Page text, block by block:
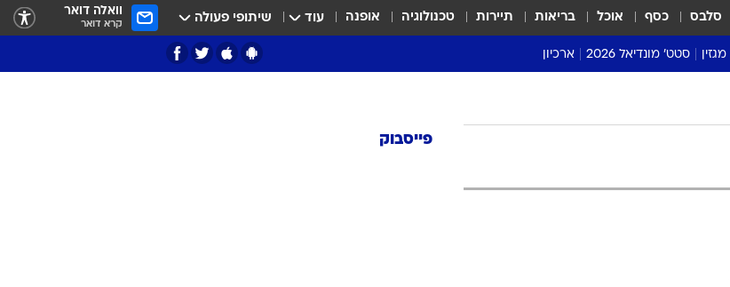
סלבס כסף אוכל בריאות תיירות טכנולוגיה אופנה עוד שיתופי פעולה וואלה דואר
קרא דואר
מגזין סטט' מונדיאל 2026 ארכיון
פייסבוק